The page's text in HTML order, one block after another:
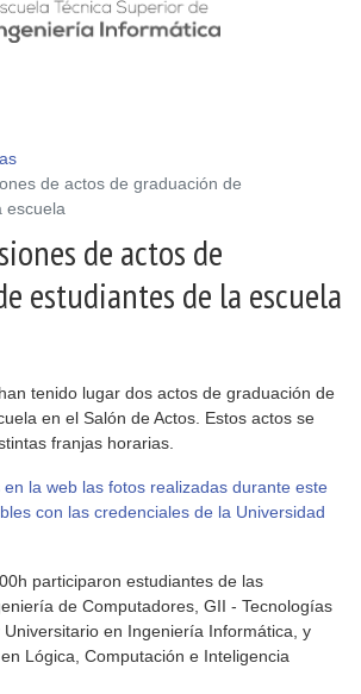
de actos de graduación de
escuela
de actos de
estudiantes de la escuela
tenido lugar dos actos de graduación de
en el Salón de Actos. Estos actos se
franjas horarias.
la web las fotos realizadas durante este
con las credenciales de la Universidad
participaron estudiantes de las
de Computadores, GII - Tecnologías
en Ingeniería Informática, y
Lógica, Computación e Inteligencia